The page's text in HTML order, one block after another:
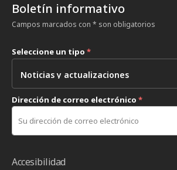
Boletín informativo
Campos marcados con * son obligatorios
Seleccione un tipo *
Dirección de correo electrónico *
Accesibilidad